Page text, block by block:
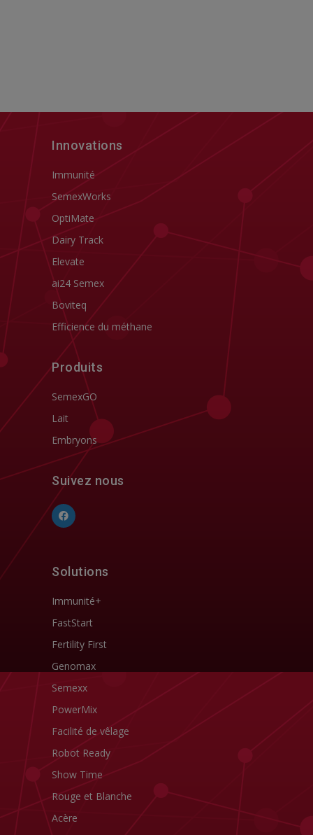
Innovations
Immunité
SemexWorks
OptiMate
Dairy Track
Elevate
ai24 Semex
Boviteq
Efficience du méthane
Produits
SemexGO
Lait
Embryons
Suivez nous
Solutions
Immunité+
FastStart
Fertility First
Genomax
Semexx
PowerMix
Facilité de vêlage
Robot Ready
Show Time
Rouge et Blanche
Acère